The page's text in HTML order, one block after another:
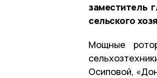
заместитель
сельского
Мощные
Осиповой,